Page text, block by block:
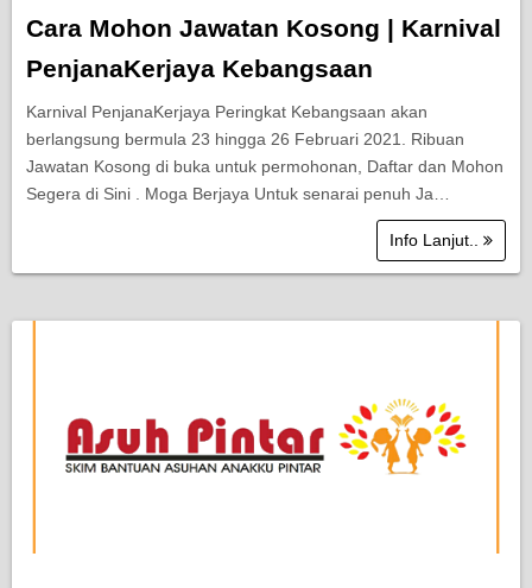
Cara Mohon Jawatan Kosong | Karnival
PenjanaKerjaya Kebangsaan
Karnival PenjanaKerjaya Peringkat Kebangsaan akan
berlangsung bermula 23 hingga 26 Februari 2021. Ribuan
Jawatan Kosong di buka untuk permohonan, Daftar dan Mohon
Segera di Sini . Moga Berjaya Untuk senarai penuh Ja…
Info Lanjut..